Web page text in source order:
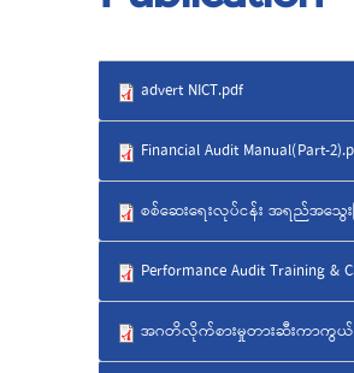
advert NICT.pdf
Financial Audit Manual(Part-
စစ်ဆေးရေးလုပ်ငန်း အရည်အသွေ
Performance Audit Training &
အဂတိလိုက်စားမှုတားဆီးကာကွယ်ရ